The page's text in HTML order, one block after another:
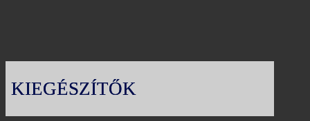
KIEGÉSZÍTŐK